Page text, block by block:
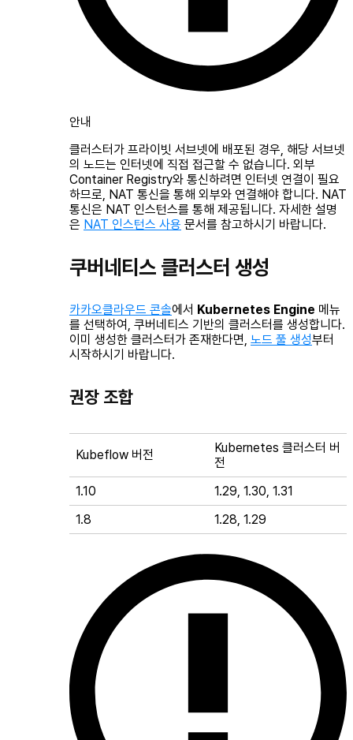
안내
클러스터가 프라이빗 서브넷에 배포된 경우, 해당 서브넷
의 노드는 인터넷에 직접 접근할 수 없습니다. 외부
Container Registry와 통신하려면 인터넷 연결이 필요
하므로, NAT 통신을 통해 외부와 연결해야 합니다. NAT
통신은 NAT 인스턴스를 통해 제공됩니다. 자세한 설명
은 NAT 인스턴스 사용 문서를 참고하시기 바랍니다.
쿠버네티스 클러스터 생성
카카오클라우드 콘솔에서 Kubernetes Engine 메뉴
를 선택하여, 쿠버네티스 기반의 클러스터를 생성합니다.
이미 생성한 클러스터가 존재한다면, 노드 풀 생성부터
시작하시기 바랍니다.
권장 조합
Kubeflow 버전
Kubernetes 클러스터 버
전
1.10
1.29, 1.30, 1.31
1.8
1.28, 1.29